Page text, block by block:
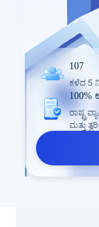
107
ಕಳೆದ 5
100%
ಮತ್ತು